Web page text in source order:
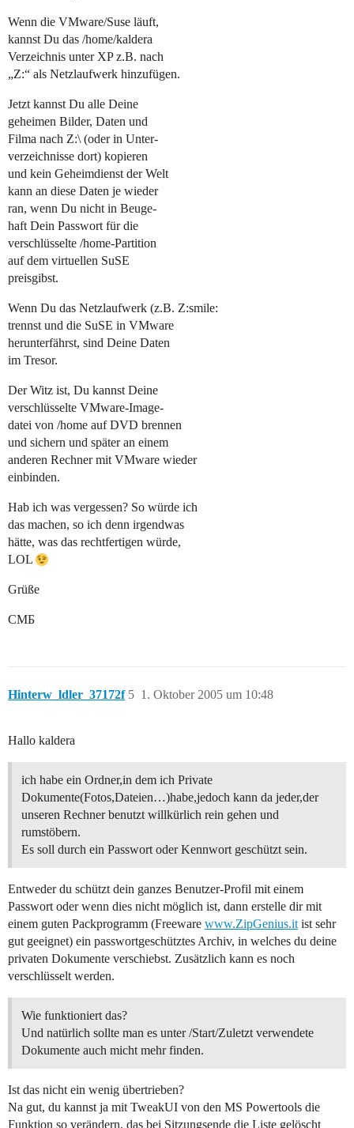
Wenn die VMware/Suse läuft,
kannst Du das /home/kaldera
Verzeichnis unter XP z.B. nach
„Z:“ als Netzlaufwerk hinzufügen.
Jetzt kannst Du alle Deine
geheimen Bilder, Daten und
Filma nach Z:\ (oder in Unter-
verzeichnisse dort) kopieren
und kein Geheimdienst der Welt
kann an diese Daten je wieder
ran, wenn Du nicht in Beuge-
haft Dein Passwort für die
verschlüsselte /home-Partition
auf dem virtuellen SuSE
preisgibst.
Wenn Du das Netzlaufwerk (z.B. Z:smile:
trennst und die SuSE in VMware
herunterfährst, sind Deine Daten
im Tresor.
Der Witz ist, Du kannst Deine
verschlüsselte VMware-Image-
datei von /home auf DVD brennen
und sichern und später an einem
anderen Rechner mit VMware wieder
einbinden.
Hab ich was vergessen? So würde ich
das machen, so ich denn irgendwas
hätte, was das rechtfertigen würde,
LOL
Grüße
CMБ
Hinterw_ldler_37172f 1. Oktober 2005 um 10:48
5
Hallo kaldera
ich habe ein Ordner,in dem ich Private
Dokumente(Fotos,Dateien…)habe,jedoch kann da jeder,der
unseren Rechner benutzt willkürlich rein gehen und
rumstöbern.
Es soll durch ein Passwort oder Kennwort geschützt sein.
Entweder du schützt dein ganzes Benutzer-Profil mit einem
Passwort oder wenn dies nicht möglich ist, dann erstelle dir mit
einem guten Packprogramm (Freeware www.ZipGenius.it ist sehr
gut geeignet) ein passwortgeschütztes Archiv, in welches du deine
privaten Dokumente verschiebst. Zusätzlich kann es noch
verschlüsselt werden.
Wie funktioniert das?
Und natürlich sollte man es unter /Start/Zuletzt verwendete
Dokumente auch micht mehr finden.
Ist das nicht ein wenig übertrieben?
Na gut, du kannst ja mit TweakUI von den MS Powertools die
Funktion so verändern, das bei Sitzungsende die Liste gelöscht